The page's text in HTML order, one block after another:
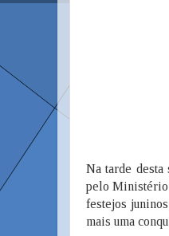
Na tarde desta
pelo Ministério
festejos
mais uma